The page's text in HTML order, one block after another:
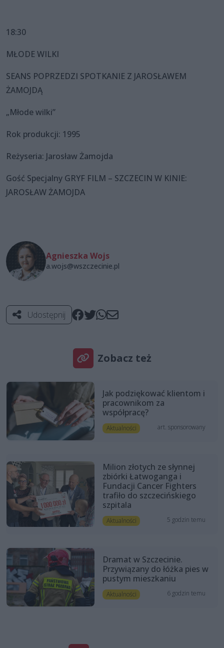
18:30
MŁODE WILKI
SEANS POPRZEDZI SPOTKANIE Z JAROSŁAWEM
ŻAMOJDĄ
„Młode wilki”
Rok produkcji: 1995
Reżyseria: Jarosław Żamojda
Gość Specjalny GRYF FILM – SZCZECIN W KINIE:
JAROSŁAW ŻAMOJDA
Agnieszka Wojs
a.wojs@wszczecinie.pl
Udostępnij
Zobacz też
Jak podziękować klientom i
pracownikom za
współpracę?
Aktualności art. sponsorowany
Milion złotych ze słynnej
zbiórki Łatwoganga i
Fundacji Cancer Fighters
trafiło do szczecińskiego
szpitala
Aktualności 5 godzin temu
Dramat w Szczecinie.
Przywiązany do łóżka pies w
pustym mieszkaniu
Aktualności 6 godzin temu